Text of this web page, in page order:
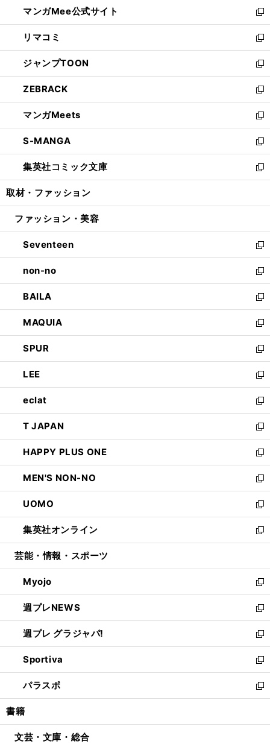
く
ド
ウ
で
開
く
ィ
ン
ド
ウ
で
開
く
い
ウ
ィ
ン
ド
ウ
で
開
く
マンガMee公式サイト
新
し
い
ウ
ィ
ン
ド
ウ
で
開
く
リマコミ
新
し
い
ウ
ィ
ン
ド
ウ
で
開
く
ジャンプTOON
新
し
い
ウ
ィ
ン
ド
ウ
で
開
ZEBRACK
新
し
い
ウ
ィ
ン
ド
ウ
開
マンガMeets
新
し
い
ウ
ィ
ン
ウ
開
く
S-MANGA
新
し
い
ウ
ン
ウ
で
開
く
集英社コミック文庫
新
し
ウ
ン
ド
ウ
で
開
く
取材・ファッション
ファッション・美容
Seventeen
新
し
い
ウ
ィ
ン
ド
ウ
で
開
く
non-no
新
し
い
ウ
ィ
ン
ド
ウ
で
開
く
BAILA
新
し
い
ウ
ィ
ン
ド
ウ
で
開
く
MAQUIA
新
し
い
ウ
ィ
ン
ド
ウ
で
開
く
SPUR
新
し
い
ウ
ィ
ン
ド
ウ
で
開
く
LEE
新
し
い
ウ
ィ
ン
ド
ウ
で
開
く
eclat
新
し
い
ウ
ィ
ン
ド
ウ
で
開
く
T JAPAN
新
し
い
ウ
ィ
ン
ド
ウ
で
開
HAPPY PLUS ONE
新
し
い
ウ
ィ
ン
ド
ウ
開
く
MEN'S NON-NO
新
し
い
ウ
ィ
ン
ウ
で
開
く
UOMO
新
し
い
ウ
ン
ド
ウ
で
開
く
集英社オンライン
新
し
ウ
ィ
ン
ド
ウ
で
開
く
芸能・情報・スポーツ
Myojo
新
し
い
ウ
ィ
ン
ド
ウ
で
開
週プレNEWS
新
し
い
ウ
ィ
ン
ド
ウ
開
週プレ グラジャパ!
新
し
い
ウ
ィ
ン
ウ
Sportiva
新
し
い
ウ
ン
パラスポ
新
し
ウ
書籍
文芸・文庫・総合